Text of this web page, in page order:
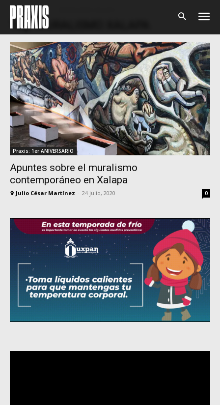
Home Tags
Tag: MURALISMO XALAPA
Praxis: 1er ANIVERSARIO
Apuntes sobre el muralismo
contemporáneo en Xalapa
✞ Julio César Martínez 24 julio, 2020 0